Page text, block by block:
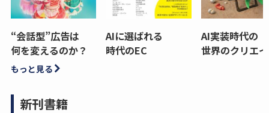
“会話型”広告は
何を変えるのか？
AIに選ばれる
時代のEC
AI実装時代の
世界のクリエ
もっと見る
新刊書籍